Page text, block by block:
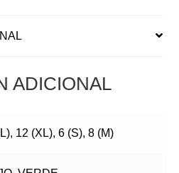
ADICIONAL
12 (XL), 6 (S), 8 (M)